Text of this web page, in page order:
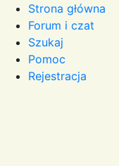
Strona główna
Forum i czat
Szukaj
Pomoc
Rejestracja